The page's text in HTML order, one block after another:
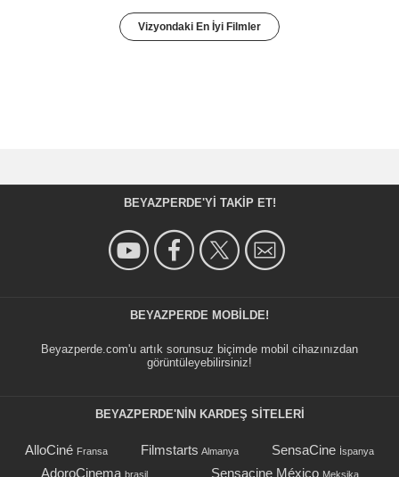
Vizyondaki En İyi Filmler
BEYAZPERDE'YI TAKIP ET!
BEYAZPERDE MOBILDE!
Beyazperde.com'u artık sorunsuz biçimde mobil cihazınızdan
görüntüleyebilirsiniz!
BEYAZPERDE'NIN KARDEŞ SİTELERİ
AlloCiné Fransa Filmstarts Almanya SensaCine İspanya
AdoroCinema brasil Sensacine México Meksika